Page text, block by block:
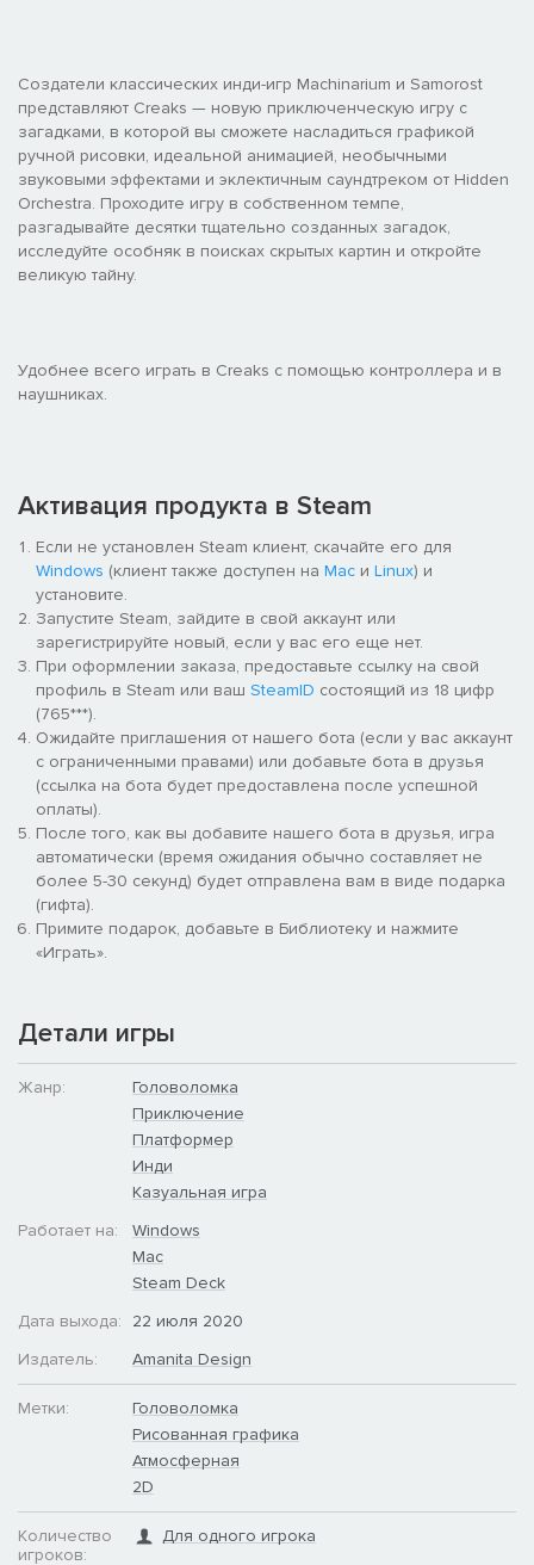
Создатели классических инди-игр Machinarium и Samorost
представляют Creaks — новую приключенческую игру с
загадками, в которой вы сможете насладиться графикой
ручной рисовки, идеальной анимацией, необычными
звуковыми эффектами и эклектичным саундтреком от Hidden
Orchestra. Проходите игру в собственном темпе,
разгадывайте десятки тщательно созданных загадок,
исследуйте особняк в поисках скрытых картин и откройте
великую тайну.
Удобнее всего играть в Creaks с помощью контроллера и в
наушниках.
Активация продукта в Steam
Если не установлен Steam клиент, скачайте его для
Windows (клиент также доступен на Mac и Linux) и
установите.
Запустите Steam, зайдите в свой аккаунт или
зарегистрируйте новый, если у вас его еще нет.
При оформлении заказа, предоставьте ссылку на свой
профиль в Steam или ваш SteamID состоящий из 18 цифр
(765***).
Ожидайте приглашения от нашего бота (если у вас аккаунт
с ограниченными правами) или добавьте бота в друзья
(ссылка на бота будет предоставлена после успешной
оплаты).
После того, как вы добавите нашего бота в друзья, игра
автоматически (время ожидания обычно составляет не
более 5-30 секунд) будет отправлена вам в виде подарка
(гифта).
Примите подарок, добавьте в Библиотеку и нажмите
«Играть».
Детали игры
Жанр:
Головоломка
Приключение
Платформер
Инди
Казуальная игра
Работает на:
Windows
Mac
Steam Deck
Дата выхода:
22 июля 2020
Издатель:
Amanita Design
Метки:
Головоломка
Рисованная графика
Атмосферная
2D
Количество
игроков:
Для одного игрока